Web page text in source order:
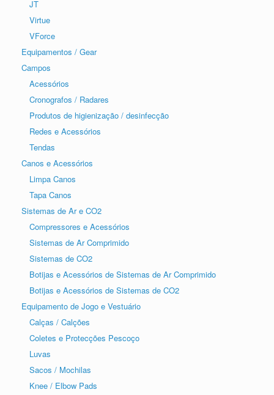
JT
Virtue
VForce
Equipamentos / Gear
Campos
Acessórios
Cronografos / Radares
Produtos de higienização / desinfecção
Redes e Acessórios
Tendas
Canos e Acessórios
Limpa Canos
Tapa Canos
Sistemas de Ar e CO2
Compressores e Acessórios
Sistemas de Ar Comprimido
Sistemas de CO2
Botijas e Acessórios de Sistemas de Ar Comprimido
Botijas e Acessórios de Sistemas de CO2
Equipamento de Jogo e Vestuário
Calças / Calções
Coletes e Protecções Pescoço
Luvas
Sacos / Mochilas
Knee / Elbow Pads